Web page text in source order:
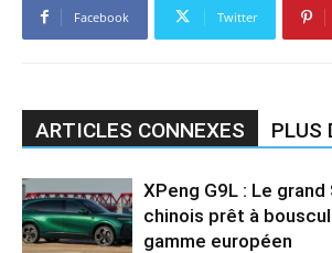
Facebook Twitter
ARTICLES CONNEXES PLUS
XPeng G9L : Le
chinois prêt à
gamme européen